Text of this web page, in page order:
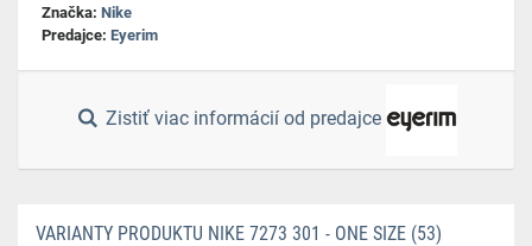
Značka: Nike
Predajce: Eyerim
Zistiť viac informácií od predajce
VARIANTY PRODUKTU NIKE 7273 301 - ONE SIZE (53)